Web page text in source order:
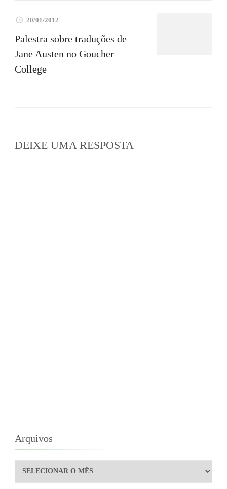
20/01/2012
Palestra sobre traduções de
Jane Austen no Goucher
College
DEIXE UMA RESPOSTA
Arquivos
Arquivos